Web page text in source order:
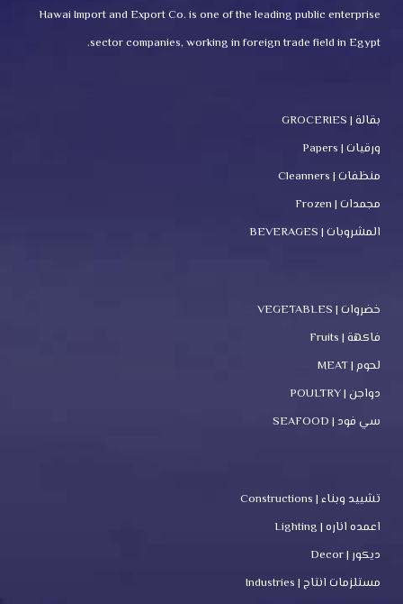
Hawai Import and Export Co. is one of the leading public enterprise
sector companies, working in foreign trade field in Egypt.
بقالة | GROCERIES
ورقيات | Papers
منظفات | Cleanners
مجمدات | Frozen
المشروبات | BEVERAGES
خضروات | VEGETABLES
فاكهة | Fruits
لحوم | MEAT
دواجن | POULTRY
سي فود | SEAFOOD
تشييد وبناء | Constructions
اعمده اناره | Lighting
ديكور | Decor
مستلزمات انتاج | Industries